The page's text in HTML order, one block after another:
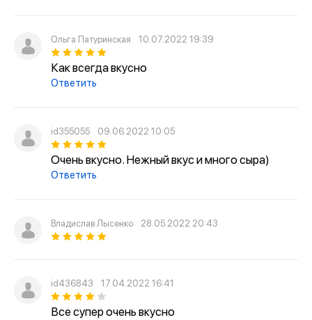
Ольга Патуринская 10.07.2022 19:39
Как всегда вкусно
Ответить
id355055 09.06.2022 10:05
Очень вкусно. Нежный вкус и много сыра)
Ответить
Владислав Лысенко 28.05.2022 20:43
id436843 17.04.2022 16:41
Все супер очень вкусно